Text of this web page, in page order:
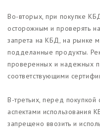
Во-вторых, при покупке
осторожным и проверять
запрета на КБД, на рынке
подделанные продукты.
проверенных и надежных
соответствующими
В-третьих, перед покупкой
аспектами использования
запрещено ввозить и